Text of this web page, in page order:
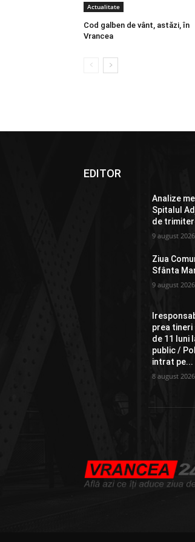
Actualitate
Cod galben de vânt, astăzi, în
Vrancea
EDITOR
Analize
Spitalul
de
9 august 2026
Ziua
Sfânta
9 august 2026
prea tineri
de 11 luni
public /
intrat pe...
8 august 2026